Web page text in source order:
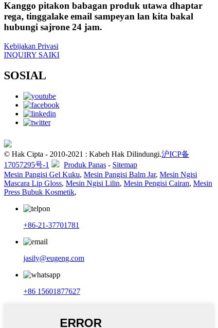
Kanggo pitakon babagan produk utawa dhaptar
rega, tinggalake email sampeyan lan kita bakal
hubungi sajrone 24 jam.
Kebijakan Privasi
INQUIRY SAIKI
SOSIAL
© Hak Cipta - 2010-2021 : Kabeh Hak Dilindungi.沪ICP备
17057295号-1
Produk Panas - Sitemap
Mesin Pangisi Gel Kuku, Mesin Pangisi Balm Jar, Mesin Ngisi
Mascara Lip Gloss, Mesin Ngisi Lilin, Mesin Pengisi Cairan, Mesin
Press Bubuk Kosmetik,
+86-21-37701781
jasily@eugeng.com
+86 15601877627